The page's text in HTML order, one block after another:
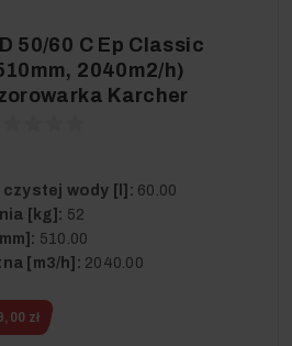
50/60 C Ep Classic
2040m2/h)
Karcher
czystej wody [l]: 60.00
[kg]: 52
510.00
[m3/h]: 2040.00
zł